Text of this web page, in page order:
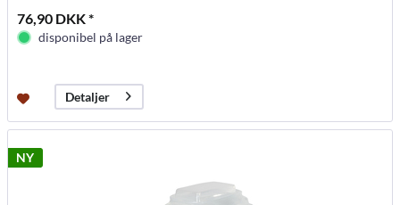
76,90 DKK *
disponibel på lager
Detaljer
NY